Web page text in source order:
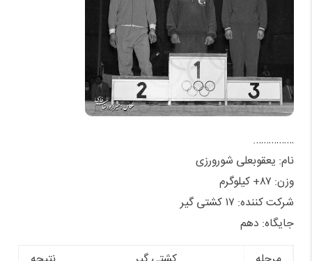
…………….
نام: یعقوبعلی شورورزی
وزن: ۸۷+ کیلوگرم
شرکت کننده: ۱۷ کشتی گیر
جایگاه: دهم